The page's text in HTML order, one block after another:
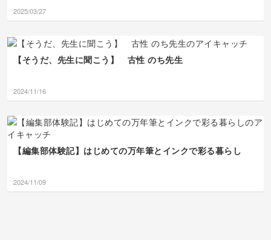
2025/03/27
【そうだ、先生に聞こう】 古性 のち先生
2024/11/16
【編集部体験記】はじめての万年筆とインクで彩る暮らし
2024/11/09